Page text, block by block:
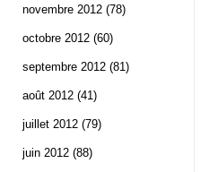
novembre 2012 (78)
octobre 2012 (60)
septembre 2012 (81)
août 2012 (41)
juillet 2012 (79)
juin 2012 (88)